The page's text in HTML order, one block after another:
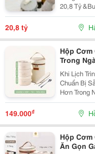
20,8 Tỷ
Cách Mặt
10 Mét, Vị
20,8 tỷ
Hộp
Trong
Khi Lịch
Chuẩn Bị
Hơn Trong
Lợi, Hỗ Trợ
Những
149.000₫
Hộp
Ăn Gọn